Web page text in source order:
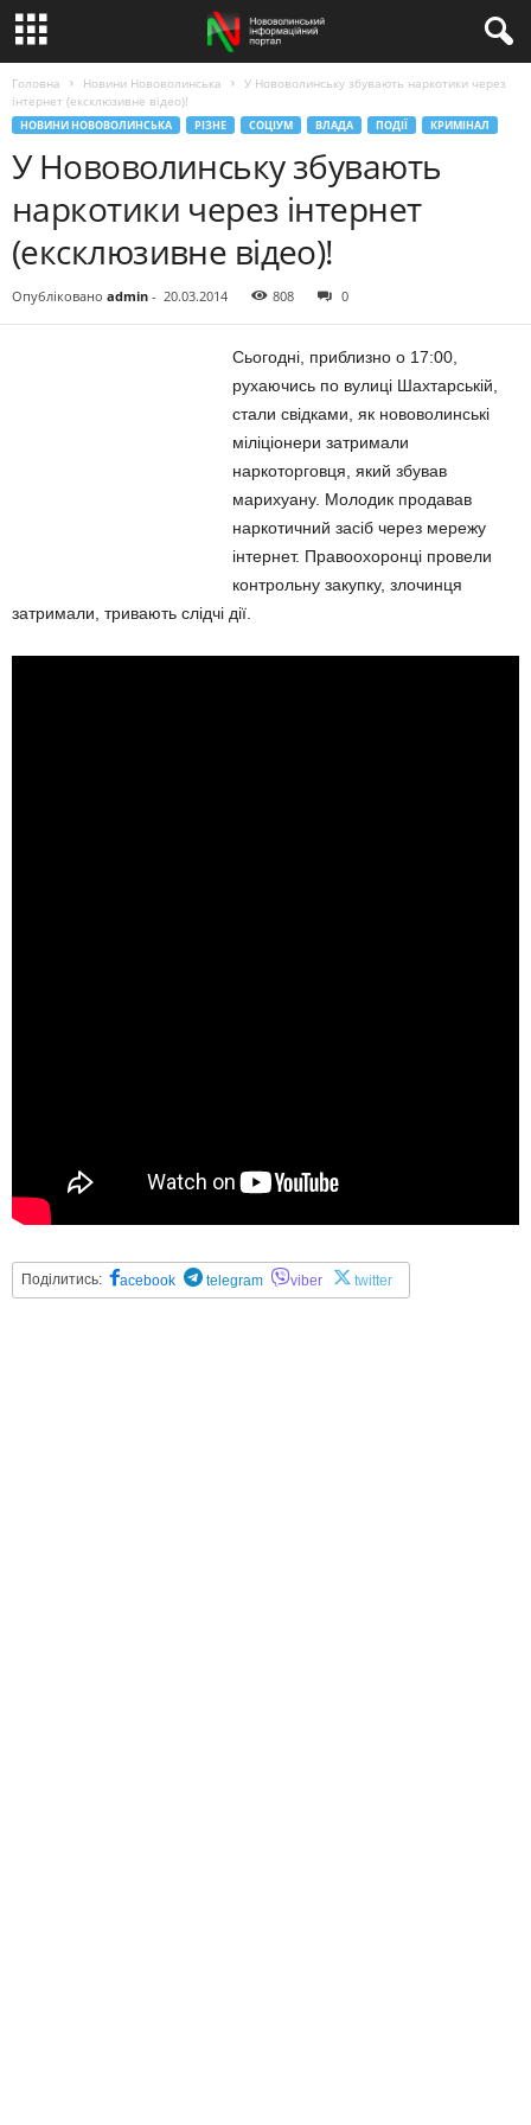
Головна Новини Нововолинська
У Нововолинську збувають наркотики через
інтернет (ексклюзивне відео)!
НОВИНИ НОВОВОЛИНСЬКА РІЗНЕ СОЦІУМ ВЛАДА ПОДІЇ КРИМІНАЛ
У Нововолинську збувають
наркотики через інтернет
(ексклюзивне відео)!
Опубліковано admin - 20.03.2014 808 0
Сьогодні, приблизно о 17:00,
рухаючись по вулиці Шахтарській,
стали свідками, як нововолинські
міліціонери затримали
наркоторговця, який збував
марихуану. Молодик продавав
наркотичний засіб через мережу
інтернет. Правоохоронці провели
контрольну закупку, злочинця
затримали, тривають слідчі дії.
Поділитись: acebook telegram viber twitter